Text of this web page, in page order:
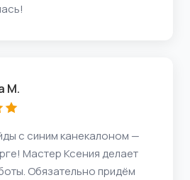
М.
с синим канекалоном —
Мастер Ксения делает
Обязательно придём